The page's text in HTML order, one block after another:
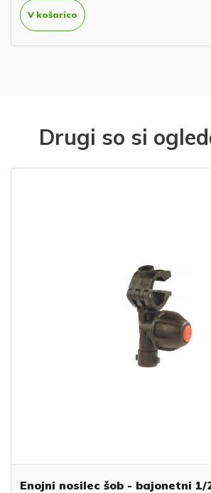
V košarico
Drugi so si
Enojni nosilec šob - bajonetni 1/